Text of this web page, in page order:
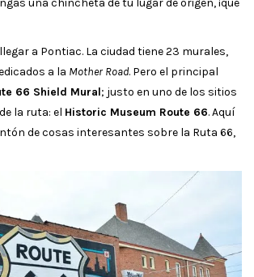
a Pontiac. La ciudad tiene 23 murales,
a la Mother Road. Pero el principal
66 Shield Mural; justo en uno de los sitios
la ruta: el Historic Museum Route 66. Aquí
de cosas interesantes sobre la Ruta 66,